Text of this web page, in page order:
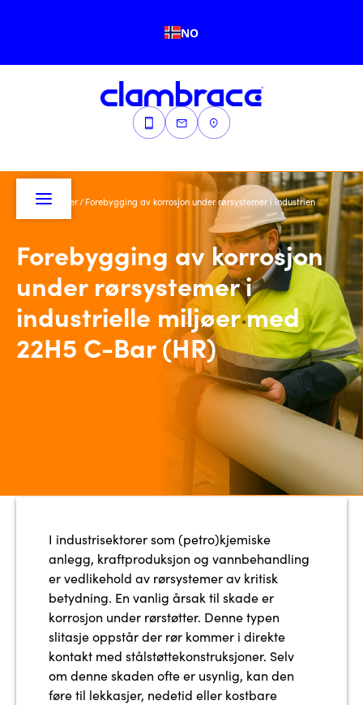
NO
Hjem/Blogger/ Forebygging av korrosjon under rørsystemer i industrien
Forebygging av korrosjon
under rørsystemer i
industrielle miljøer med
22H5 C-Bar (HR)
I industrisektorer som (petro)kjemiske
anlegg, kraftproduksjon og vannbehandling
er vedlikehold av rørsystemer av kritisk
betydning. En vanlig årsak til skade er
korrosjon under rørstøtter. Denne typen
slitasje oppstår der rør kommer i direkte
kontakt med stålstøttekonstruksjoner. Selv
om denne skaden ofte er usynlig, kan den
føre til lekkasjer, nedetid eller kostbare